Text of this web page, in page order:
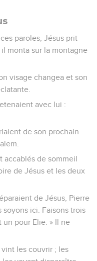
paroles, Jésus prit
monta sur la montagne
visage changea et son
avec lui :
de son prochain
accablés de sommeil
de Jésus et les deux
de Jésus, Pierre
ici. Faisons trois
un pour Elie. » Il ne
les couvrir ; les